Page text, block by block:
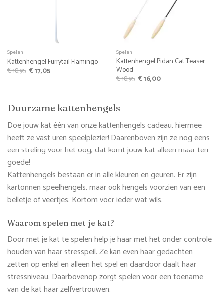
Spelen
Kattenhengel Furrytail Flamingo
€18,95 Oorspronkelijke
prijs
€17,05Huidige
prijs
Spelen
Kattenhengel Pidan Cat Teaser
Wood
€18,95 Oorspronkelijke
€16,00Huidige
Duurzame kattenhengels
Doe jouw kat één van onze kattenhengels cadeau, hiermee
heeft ze vast uren speelplezier! Daarenboven zijn ze nog eens
een streling voor het oog, dat komt jouw kat alleen maar ten
goede!
Kattenhengels bestaan er in alle kleuren en geuren. Er zijn
kartonnen speelhengels, maar ook hengels voorzien van een
belletje of veertjes. Kortom voor ieder wat wils.
Waarom spelen met je kat?
Door met je kat te spelen help je haar met het onder controle
houden van haar stresspeil. Ze kan even haar gedachten
zetten op enkel en alleen het spel en daardoor daalt haar
stressniveau. Daarbovenop zorgt spelen voor een toename
van de kat haar zelfvertrouwen.